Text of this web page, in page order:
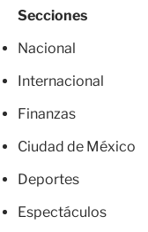
Secciones
Nacional
Internacional
Finanzas
Ciudad de México
Deportes
Espectáculos